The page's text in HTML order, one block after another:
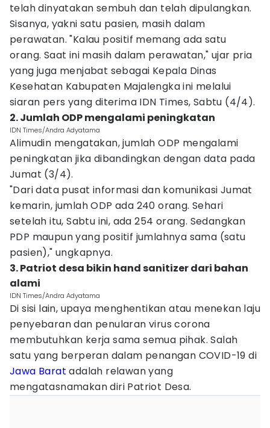
telah dinyatakan sembuh dan telah dipulangkan.
Sisanya, yakni satu pasien, masih dalam
perawatan. "Kalau positif memang ada satu
orang. Saat ini masih dalam perawatan," ujar pria
yang juga menjabat sebagai Kepala Dinas
Kesehatan Kabupaten Majalengka ini melalui
siaran pers yang diterima IDN Times, Sabtu (4/4).
2. Jumlah ODP mengalami peningkatan
IDN Times/Andra Adyatama
Alimudin mengatakan, jumlah ODP mengalami
peningkatan jika dibandingkan dengan data pada
Jumat (3/4).
"Dari data pusat informasi dan komunikasi Jumat
kemarin, jumlah ODP ada 240 orang. Sehari
setelah itu, Sabtu ini, ada 254 orang. Sedangkan
PDP maupun yang positif jumlahnya sama (satu
pasien)," ungkapnya.
3. Patriot desa bikin hand sanitizer dari bahan
alami
IDN Times/Andra Adyatama
Di sisi lain, upaya menghentikan atau menekan laju
penyebaran dan penularan virus corona
membutuhkan kerja sama semua pihak. Salah
satu yang berperan dalam penangan COVID-19 di
Jawa Barat adalah relawan yang
mengatasnamakan diri Patriot Desa.